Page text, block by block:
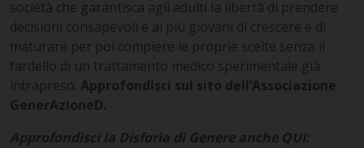
società che garantisca agli adulti la libertà di prendere
decisioni consapevoli e ai più giovani di crescere e di
maturare per poi compiere le proprie scelte senza il
fardello di un trattamento medico sperimentale già
intrapreso. Approfondisci sul sito dell’Associazione
GenerAzioneD.
Approfondisci la Disforia di Genere anche QUI: